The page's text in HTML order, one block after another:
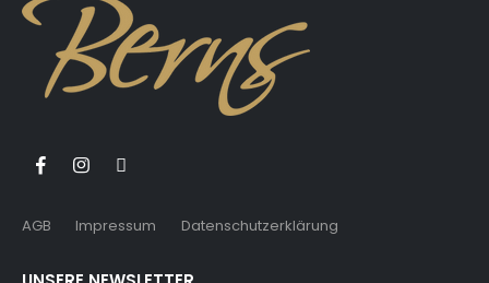
AGB Impressum Datenschutzerklärung